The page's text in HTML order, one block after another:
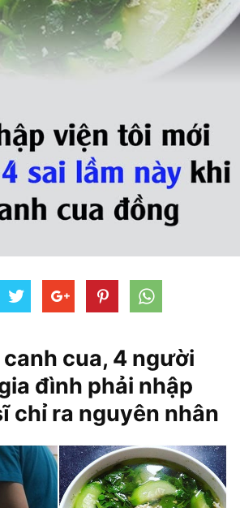
canh cua, 4 người
đình phải nhập
chỉ ra nguyên nhân